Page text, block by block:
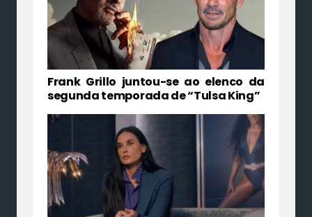
Frank Grillo juntou-se ao elenco da
segunda temporada de “Tulsa King”